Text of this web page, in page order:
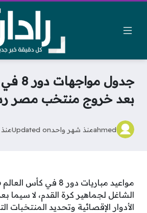
جدول
بعد خروج منتخب مصر
ahmedمنذ شهر واحدUpdated on
الشاغل لجماهير كرة القدم، لا سيما
الأدوار الإقصائية وتحديد